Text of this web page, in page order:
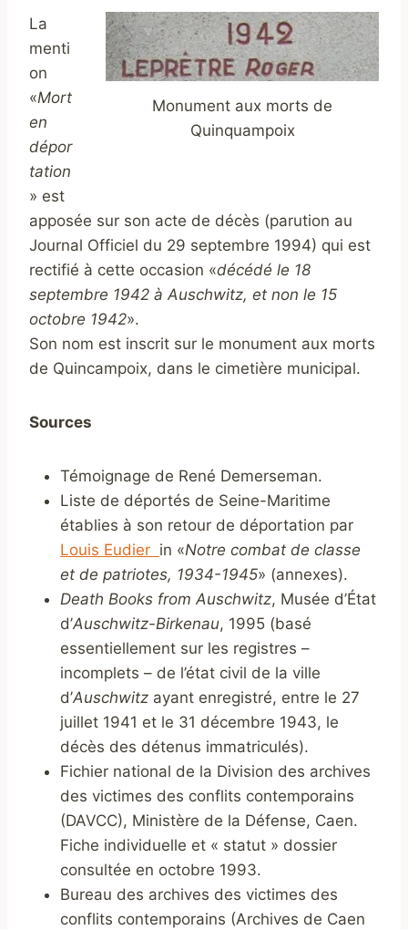
Monument aux morts de
Quinquampoix
La
menti
on
«Mort
en
dépor
tation
» est
apposée sur son acte de décès (parution au
Journal Officiel du 29 septembre 1994) qui est
rectifié à cette occasion «décédé le 18
septembre 1942 à Auschwitz, et non le 15
octobre 1942».
Son nom est inscrit sur le monument aux morts
de Quincampoix, dans le cimetière municipal.
Sources
Témoignage de René Demerseman.
Liste de déportés de Seine-Maritime
établies à son retour de déportation par
Louis Eudier in «Notre combat de classe
et de patriotes, 1934-1945» (annexes).
Death Books from Auschwitz, Musée d’État
d’Auschwitz-Birkenau, 1995 (basé
essentiellement sur les registres –
incomplets – de l’état civil de la ville
d’Auschwitz ayant enregistré, entre le 27
juillet 1941 et le 31 décembre 1943, le
décès des détenus immatriculés).
Fichier national de la Division des archives
des victimes des conflits contemporains
(DAVCC), Ministère de la Défense, Caen.
Fiche individuelle et « statut » dossier
consultée en octobre 1993.
Bureau des archives des victimes des
conflits contemporains (Archives de Caen